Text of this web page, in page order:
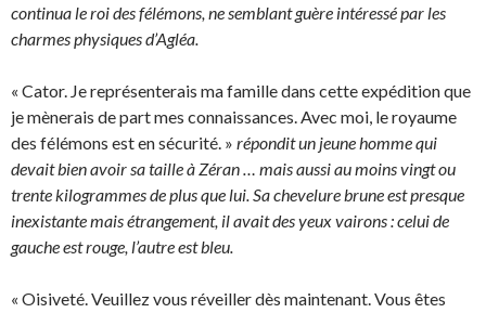
continua le roi des félémons, ne semblant guère intéressé par les
charmes physiques d’Agléa.
« Cator. Je représenterais ma famille dans cette expédition que
je mènerais de part mes connaissances. Avec moi, le royaume
des félémons est en sécurité. » répondit un jeune homme qui
devait bien avoir sa taille à Zéran … mais aussi au moins vingt ou
trente kilogrammes de plus que lui. Sa chevelure brune est presque
inexistante mais étrangement, il avait des yeux vairons : celui de
gauche est rouge, l’autre est bleu.
« Oisiveté. Veuillez vous réveiller dès maintenant. Vous êtes